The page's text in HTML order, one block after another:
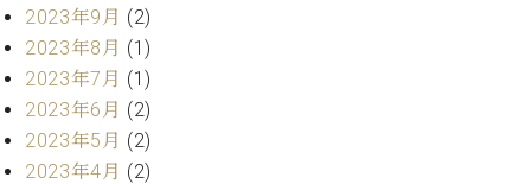
W.
ホ
フ
マ
ン
ヴ
ィ
挨
拶
技
者
紹
介
2023年9月 (2)
2023年8月 (1)
2023年7月 (1)
2023年6月 (2)
2023年5月 (2)
2023年4月 (2)